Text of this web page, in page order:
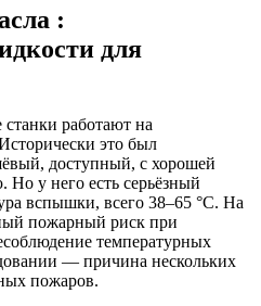
:
для
работают на
это был
доступный, с хорошей
у него есть серьёзный
вспышки, всего 38–65 °C. На
пожарный риск при
температурных
— причина нескольких
пожаров.